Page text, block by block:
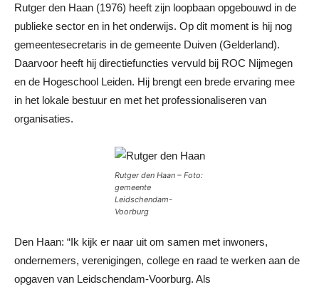
Rutger den Haan (1976) heeft zijn loopbaan opgebouwd in de
publieke sector en in het onderwijs. Op dit moment is hij nog
gemeentesecretaris in de gemeente Duiven (Gelderland).
Daarvoor heeft hij directiefuncties vervuld bij ROC Nijmegen
en de Hogeschool Leiden. Hij brengt een brede ervaring mee
in het lokale bestuur en met het professionaliseren van
organisaties.
Rutger den Haan – Foto:
gemeente
Leidschendam-
Voorburg
Den Haan: “Ik kijk er naar uit om samen met inwoners,
ondernemers, verenigingen, college en raad te werken aan de
opgaven van Leidschendam-Voorburg. Als